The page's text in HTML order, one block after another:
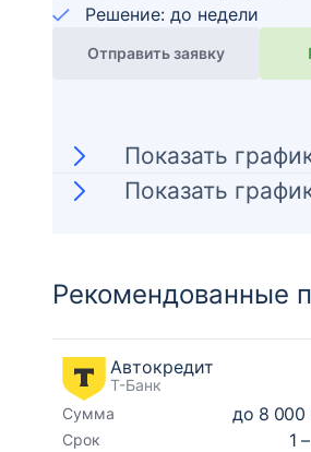
Решение: до недели
Отправить заявку
Показать
Показать
Рекомендованные
Автокредит
Т-Банк
Сумма
до 8 000
Срок 1 –